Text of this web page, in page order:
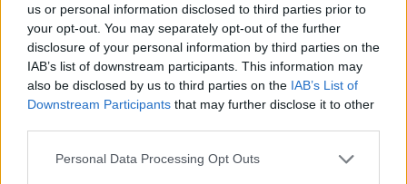
us or personal information disclosed to third parties prior to
your opt-out. You may separately opt-out of the further
disclosure of your personal information by third parties on the
IAB’s list of downstream participants. This information may
also be disclosed by us to third parties on the IAB’s List of
Downstream Participants that may further disclose it to other
Personal Data Processing Opt Outs
Els vestits de paper guanyen força enguany
amb més modistes i gairebé 40 peces a
concurs
31 de juliol de 2026
31 de juliol de 2026